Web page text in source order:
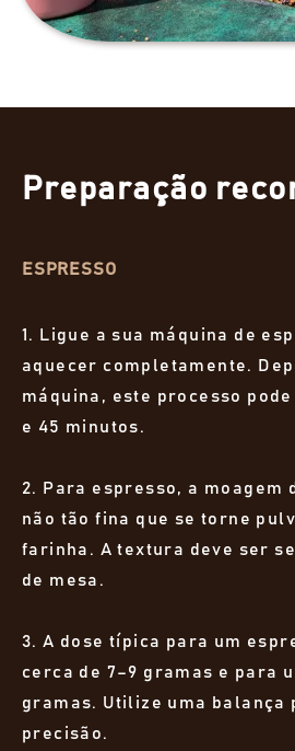
Preparação
ESPRESSO
1. Ligue a sua máquina de
aquecer completamente.
máquina, este processo
e 45 minutos.
2. Para espresso, a moagem
não tão fina que se torne
farinha. A textura deve ser
de mesa.
3. A dose típica para um
cerca de 7–9 gramas e para
gramas. Utilize uma balança
precisão.